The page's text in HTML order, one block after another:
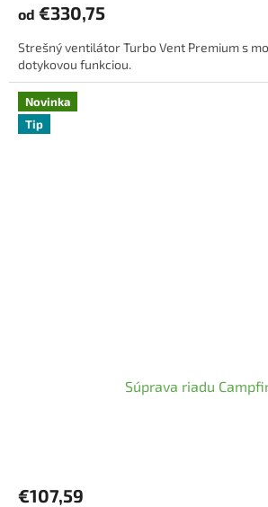
je
z
5
hviezdičiek.
od €330,75
Strešný ventilátor Turbo Vent Premium s
dotykovou funkciou.
Novinka
Tip
Súprava riadu
je
€107,59